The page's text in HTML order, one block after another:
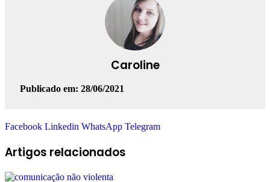
Caroline
Publicado em: 28/06/2021
Facebook Linkedin WhatsApp Telegram
Artigos relacionados